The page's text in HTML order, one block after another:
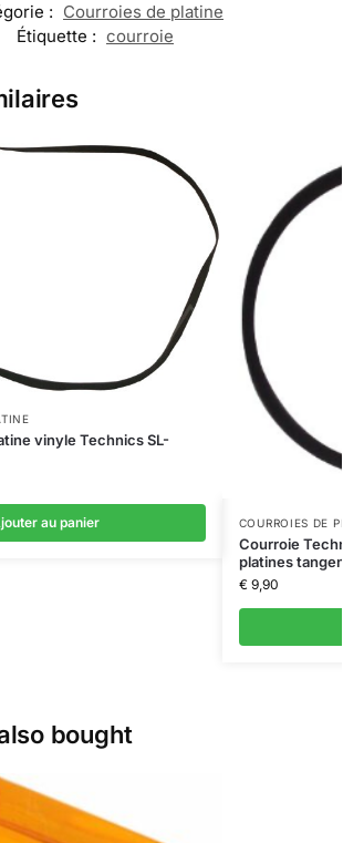
: Courroies de platine
Étiquette : courroie
vinyle Technics SL-
au panier COURROIES DE
Courroie
platines
€9,90
bought